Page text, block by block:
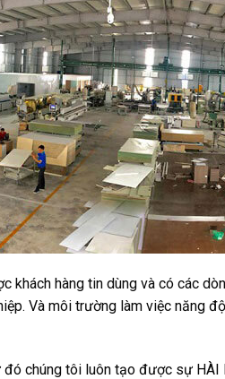
khách hàng tin dùng và có các
Và môi trường làm việc năng
chúng tôi luôn tạo được sự